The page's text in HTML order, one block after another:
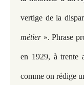
vertige de la
métier». Phrase
en 1929, à trente
comme on rédige